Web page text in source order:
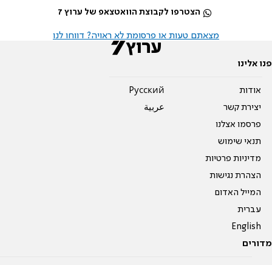
הצטרפו לקבוצת הוואטצאפ של ערוץ 7
מצאתם טעות או פרסומת לא ראויה? דווחו לנו
פנו אלינו
אודות
יצירת קשר
פרסמו אצלנו
תנאי שימוש
מדיניות פרטיות
הצהרת נגישות
המייל האדום
עברית
English
Pусский
عربية
מדורים